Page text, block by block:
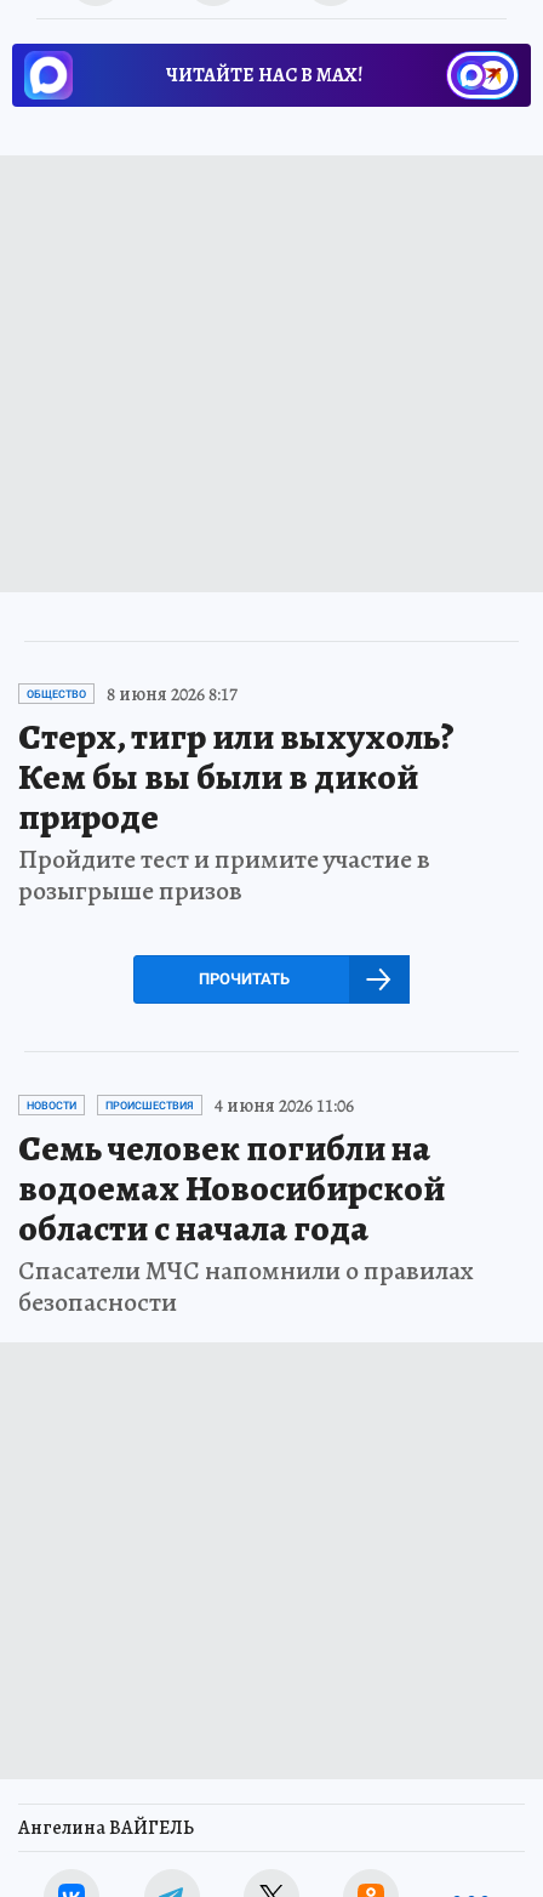
ЧИТАЙТЕ НАС В МАХ!
ОБЩЕСТВО 8 июня 2026 8:17
Стерх, тигр или выхухоль?
Кем бы вы были в дикой
природе
Пройдите тест и примите участие в
розыгрыше призов
ПРОЧИТАТЬ
НОВОСТИ ПРОИСШЕСТВИЯ 4 июня 2026 11:06
Семь человек погибли на
водоемах Новосибирской
области с начала года
Спасатели МЧС напомнили о правилах
безопасности
Ангелина ВАЙГЕЛЬ